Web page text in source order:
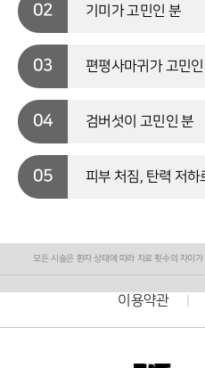
02 기미가 고민인 분
03 편평사마귀가 고민
04 검버섯이 고민인 분
05 피부 처짐, 탄력 저
모든 시술은 환자 상태에 따라 치료 횟수의 차이
이용약관